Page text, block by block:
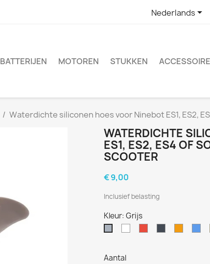
Nederlands
BATTERIJEN MOTOREN STUKKEN
Waterdichte siliconen hoes voor Ninebot ES1, ES2,
WATERDICHTE
ES1, ES2, ES4 OF
SCOOTER
€ 9,00
Inclusief belasting
Kleur: Grijs
Aantal